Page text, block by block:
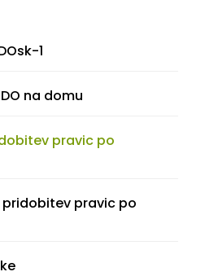
1
na domu
pravic po
pridobitev pravic po